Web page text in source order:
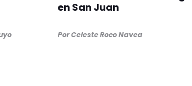
en San Juan
PorCeleste Roco Navea